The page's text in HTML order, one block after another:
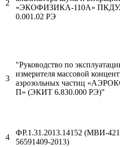
2
«ЭКОФИЗИКА-110А»
0.001.02 РЭ
3
"Руководство по
измерителя массовой
аэрозольных частиц
П» (ЭКИТ 6.830.000 РЭ)"
4
ФР.1.31.2013.14152 (МВИ-
56591409-2013)